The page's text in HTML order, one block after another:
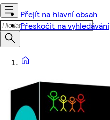
Přejít na hlavní obsah
Přeskočit na vyhledávání